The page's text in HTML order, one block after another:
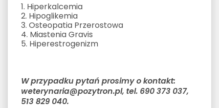
1. Hiperkalcemia
2. Hipoglikemia
3. Osteopatia Przerostowa
4. Miastenia Gravis
5. Hiperestrogenizm
W przypadku pytań prosimy o kontakt:
weterynaria@pozytron.pl, tel. 690 373 037,
513 829 040.